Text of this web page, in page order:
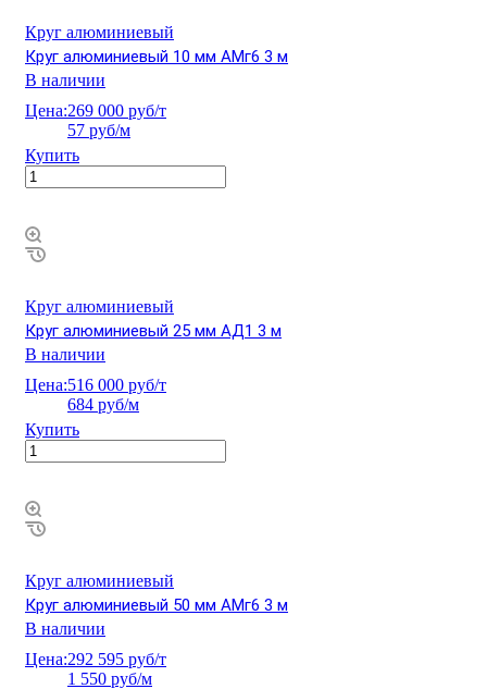
Круг алюминиевый
Круг алюминиевый 10 мм АМг6 3 м
В наличии
Цена:269 000 руб/т
57 руб/м
Купить
Круг алюминиевый
Круг алюминиевый 25 мм АД1 3 м
В наличии
Цена:516 000 руб/т
684 руб/м
Купить
Круг алюминиевый
Круг алюминиевый 50 мм АМг6 3 м
В наличии
Цена:292 595 руб/т
1 550 руб/м